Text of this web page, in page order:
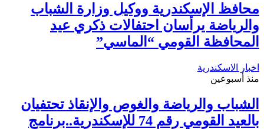
محافظ الإسكندرية ووكيل وزارة الشباب
والرياضة يرأسان احتفالات ذكري عيد
المحافظة القومي “الماسي”
اخبار الاسكندرية
منذ أسبوعين
الشباب والرياضة والغوص والإنقاذ تحتفيان
بالعيد القومي رقم 74 للإسكندرية..برنامج